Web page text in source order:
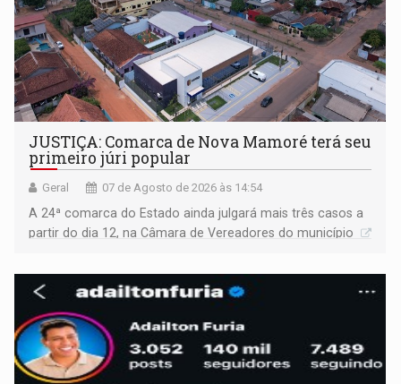
JUSTIÇA: Comarca de Nova Mamoré terá seu
primeiro júri popular
Geral 07 de Agosto de 2026 às 14:54
A 24ª comarca do Estado ainda julgará mais três casos a
partir do dia 12, na Câmara de Vereadores do município